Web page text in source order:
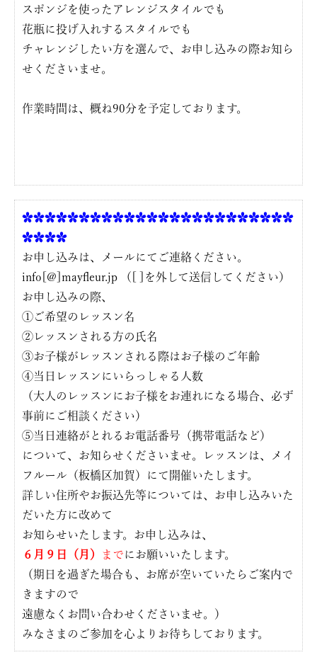
スポンジを使ったアレンジスタイルでも
花瓶に投げ入れするスタイルでも
チャレンジしたい方を選んで、お申し込みの際お知ら
せくださいませ。
作業時間は、概ね90分を予定しております。
✿✿✿✿✿✿✿✿✿✿✿✿✿✿✿✿✿✿✿✿✿✿✿✿
✿✿✿✿
お申し込みは、メールにてご連絡ください。
info[@]mayfleur.jp （[ ]を外して送信してください）
お申し込みの際、
①ご希望のレッスン名
②レッスンされる方の氏名
③お子様がレッスンされる際はお子様のご年齢
④当日レッスンにいらっしゃる人数
（大人のレッスンにお子様をお連れになる場合、必ず
事前にご相談ください）
⑤当日連絡がとれるお電話番号（携帯電話など）
について、お知らせくださいませ。レッスンは、メイ
フルール（板橋区加賀）にて開催いたします。
詳しい住所やお振込先等については、お申し込みいた
だいた方に改めて
お知らせいたします。お申し込みは、
６月９日（月）
までにお願いいたします。
（期日を過ぎた場合も、お席が空いていたらご案内で
きますので
遠慮なくお問い合わせくださいませ。）
みなさまのご参加を心よりお待ちしております。